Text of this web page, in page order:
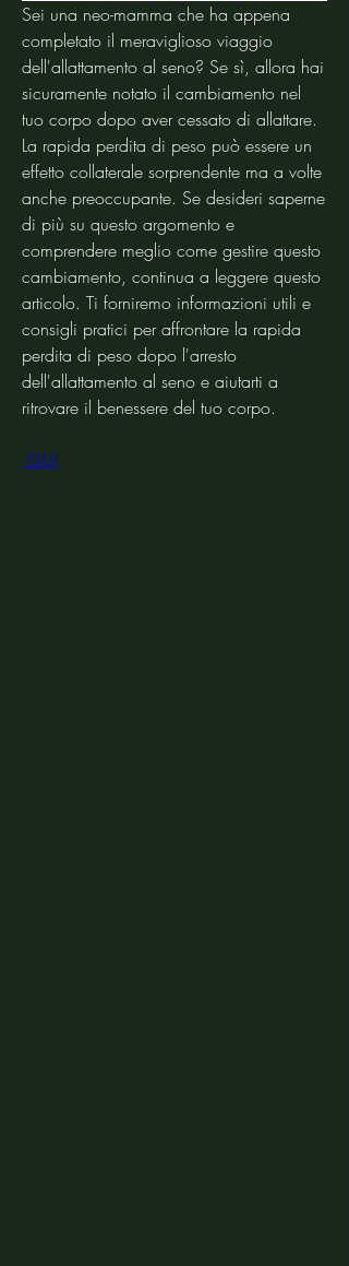
Sei una neo-mamma che ha appena
completato il meraviglioso viaggio
dell'allattamento al seno? Se sì, allora hai
sicuramente notato il cambiamento nel
tuo corpo dopo aver cessato di allattare.
La rapida perdita di peso può essere un
effetto collaterale sorprendente ma a volte
anche preoccupante. Se desideri saperne
di più su questo argomento e
comprendere meglio come gestire questo
cambiamento, continua a leggere questo
articolo. Ti forniremo informazioni utili e
consigli pratici per affrontare la rapida
perdita di peso dopo l'arresto
dell'allattamento al seno e aiutarti a
ritrovare il benessere del tuo corpo.
QUI